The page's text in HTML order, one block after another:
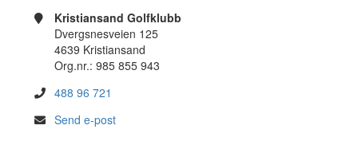
Kristiansand Golfklubb
Dvergsnesveien 125
4639 Kristiansand
Org.nr.: 985 855 943
488 96 721
Send e-post